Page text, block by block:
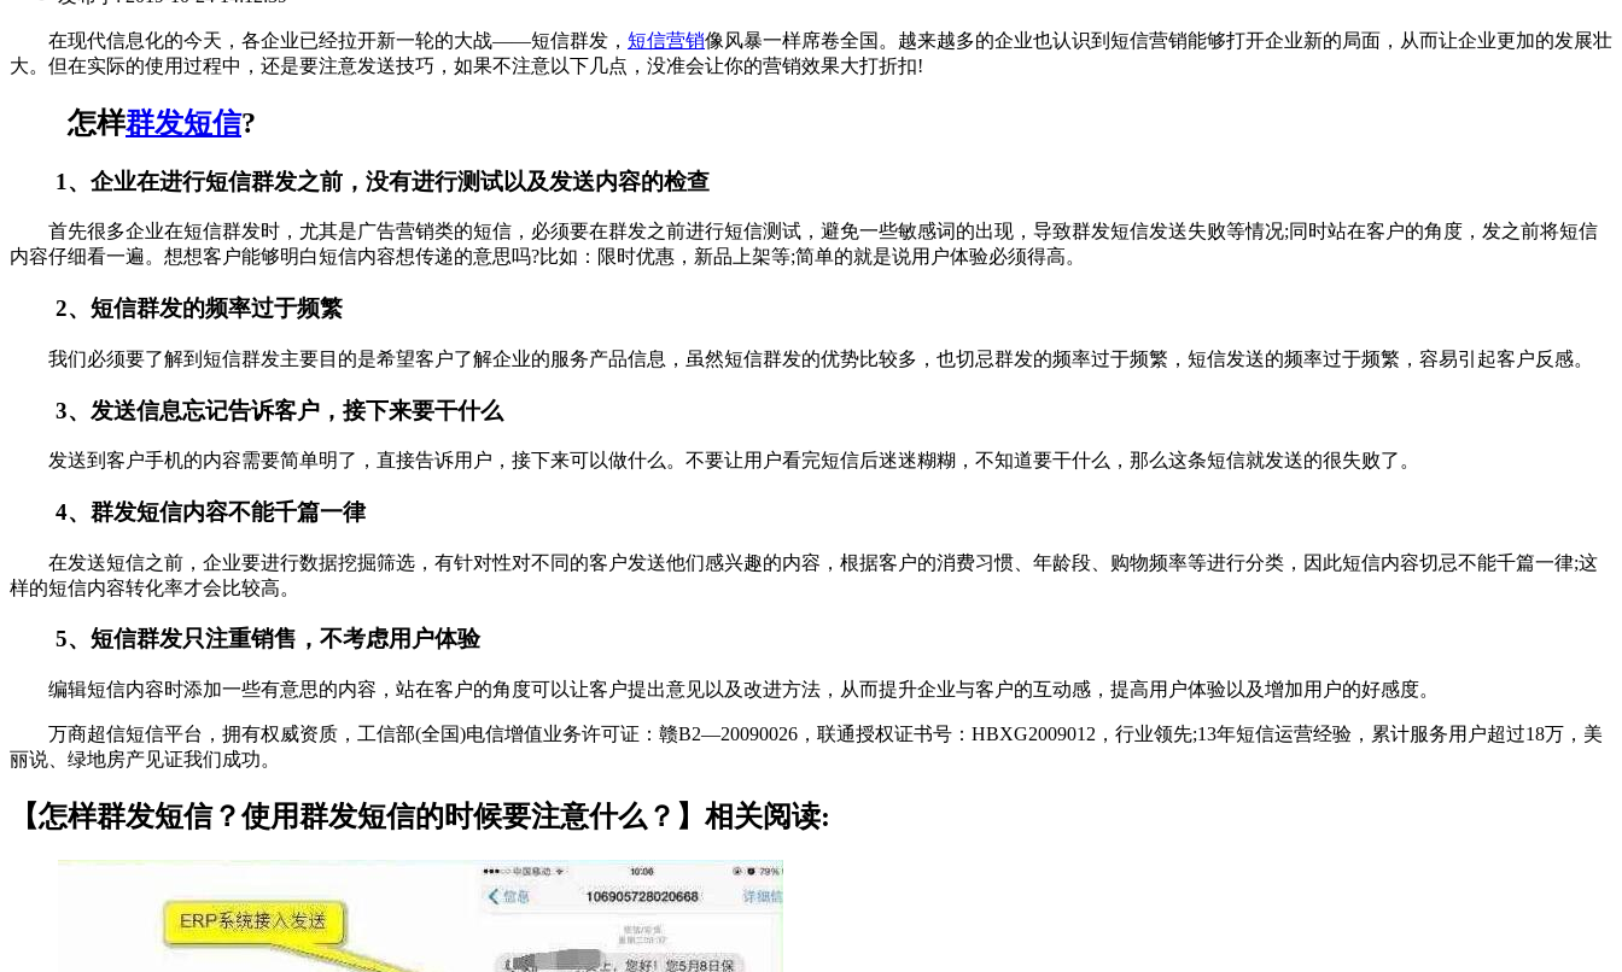
在现代信息化的今天，各企业已经拉开新一轮的大战——短信群发， 短信营销像风暴一样席卷全国。越来越多的企业也认识到短信营销能够打开企业新的局面，从而让企业更加的发展壮
大。但在实际的使用过程中，还是要注意发送技巧，如果不注意以下几点，没准会让你的营销效果大打折扣!
怎样群发短信?
1、企业在进行短信群发之前，没有进行测试以及发送内容的检查
首先很多企业在短信群发时，尤其是广告营销类的短信，必须要在群发之前进行短信测试，避免一些敏感词的出现，导致群发短信发送失败等情况;同时站在客户的角度，发之前将短信
内容仔细看一遍。想想客户能够明白短信内容想传递的意思吗?比如：限时优惠，新品上架等;简单的就是说用户体验必须得高。
2、短信群发的频率过于频繁
我们必须要了解到短信群发主要目的是希望客户了解企业的服务产品信息，虽然短信群发的优势比较多，也切忌群发的频率过于频繁，短信发送的频率过于频繁，容易引起客户反感。
3、发送信息忘记告诉客户，接下来要干什么
发送到客户手机的内容需要简单明了，直接告诉用户，接下来可以做什么。不要让用户看完短信后迷迷糊糊，不知道要干什么，那么这条短信就发送的很失败了。
4、群发短信内容不能千篇一律
在发送短信之前，企业要进行数据挖掘筛选，有针对性对不同的客户发送他们感兴趣的内容，根据客户的消费习惯、年龄段、购物频率等进行分类，因此短信内容切忌不能千篇一律;这
样的短信内容转化率才会比较高。
5、短信群发只注重销售，不考虑用户体验
编辑短信内容时添加一些有意思的内容，站在客户的角度可以让客户提出意见以及改进方法，从而提升企业与客户的互动感，提高用户体验以及增加用户的好感度。
万商超信短信平台，拥有权威资质，工信部(全国)电信增值业务许可证：赣B2—20090026，联通授权证书号：HBXG2009012，行业领先;13年短信运营经验，累计服务用户超过18万，美
丽说、绿地房产见证我们成功。
【怎样群发短信？使用群发短信的时候要注意什么？】相关阅读: